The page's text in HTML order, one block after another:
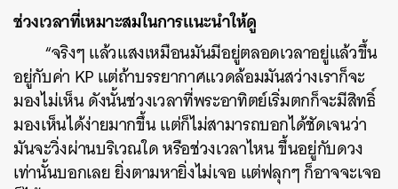
ช่วงเวลาที่เหมาะสมในการแนะนำให้ดู
“จริงๆ แล้วแสงเหมือนมันมีอยู่ตลอดเวลาอยู่แล้วขึ้น
อยู่กับค่า KP แต่ถ้าบรรยากาศแวดล้อมมันสว่างเราก็จะ
มองไม่เห็น ดังนั้นช่วงเวลาที่พระอาทิตย์เริ่มตกก็จะมีสิทธิ์
มองเห็นได้ง่ายมากขึ้น แต่ก็ไม่สามารถบอกได้ชัดเจนว่า
มันจะวิ่งผ่านบริเวณใด หรือช่วงเวลาไหน ขึ้นอยู่กับดวง
เท่านั้นบอกเลย ยิ่งตามหายิ่งไม่เจอ แต่ฟลุกๆ ก็อาจจะเจอ